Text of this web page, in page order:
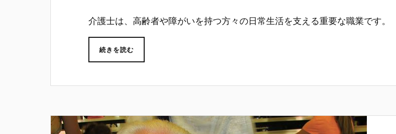
介護士は、高齢者や障がいを持つ方々の日常生活を支える重要な職業です。
続きを読む